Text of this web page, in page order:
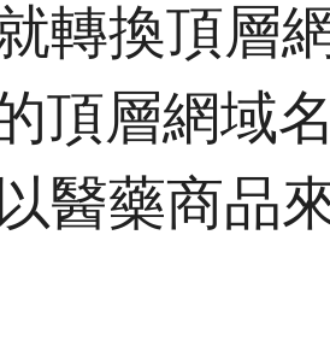
轉換頂層
的頂層網域
醫藥商品